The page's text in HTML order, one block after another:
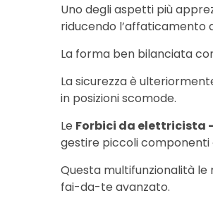
Uno degli aspetti più
riducendo l’affaticamento
La forma ben bilanciata
La sicurezza è
in posizioni scomode.
Le Forbici da elettricista
gestire piccoli componenti
Questa multifunzionalità
fai-da-te avanzato.